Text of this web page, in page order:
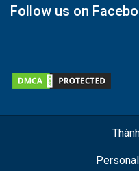
Follow us on